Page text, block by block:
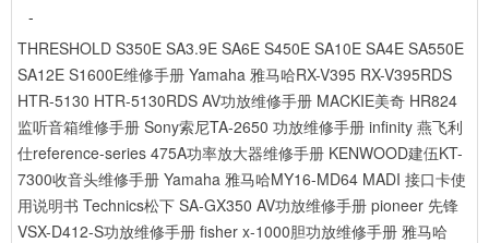
-
THRESHOLD S350E SA3.9E SA6E S450E SA10E SA4E SA550E
SA12E S1600E维修手册 Yamaha 雅马哈RX-V395 RX-V395RDS
HTR-5130 HTR-5130RDS AV功放维修手册 MACKIE美奇 HR824
监听音箱维修手册 Sony索尼TA-2650 功放维修手册 infinity 燕飞利
仕reference-series 475A功率放大器维修手册 KENWOOD建伍KT-
7300收音头维修手册 Yamaha 雅马哈MY16-MD64 MADI 接口卡使
用说明书 Technics松下 SA-GX350 AV功放维修手册 pioneer 先锋
VSX-D412-S功放维修手册 fisher x-1000胆功放维修手册 雅马哈